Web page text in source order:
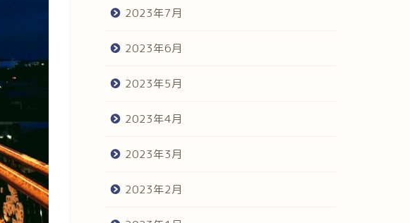
2023年7月
2023年6月
2023年5月
2023年4月
2023年3月
2023年2月